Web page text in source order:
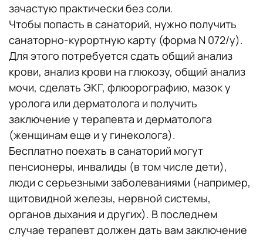
зачастую практически без соли.
Чтобы попасть в санаторий, нужно получить
санаторно-курортную карту (форма N 072/у).
Для этого потребуется сдать общий анализ
крови, анализ крови на глюкозу, общий анализ
мочи, сделать ЭКГ, флюорографию, мазок у
уролога или дерматолога и получить
заключение у терапевта и дерматолога
(женщинам еще и у гинеколога).
Бесплатно поехать в санаторий могут
пенсионеры, инвалиды (в том числе дети),
люди с серьезными заболеваниями (например,
щитовидной железы, нервной системы,
органов дыхания и других). В последнем
случае терапевт должен дать вам заключение